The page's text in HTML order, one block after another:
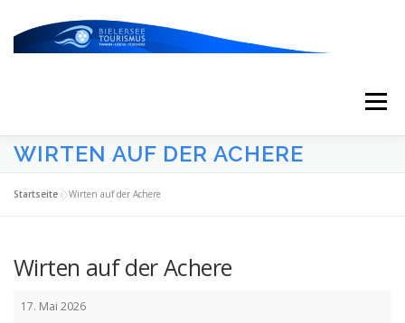
Menü
ESSEN/TRINKEN/SCHLAFEN
WIRTEN AUF DER ACHERE
Startseite »Wirten auf der Achere
Wirten auf der Achere
17. Mai 2026